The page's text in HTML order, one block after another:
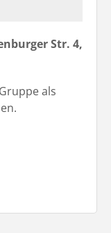
Str. 4,
als